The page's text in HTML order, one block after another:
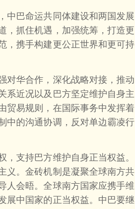
巴命运共同体建设和两国发展
，抓住机遇，加强统筹，打造更
，携手构建更公正世界和更可持
华合作，深化战略对接，推动
系近况以及巴方坚定维护自身主
贸易规则，在国际事务中发挥着
中的沟通协调，反对单边霸凌行
支持巴方维护自身正当权益。
义。金砖机制是凝聚全球南方共
人会晤。全球南方国家应携手维
展中国家的正当权益。中巴要继